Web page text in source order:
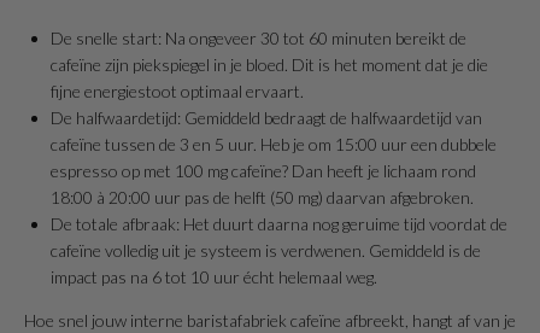
De snelle start: Na ongeveer 30 tot 60 minuten bereikt de
cafeïne zijn piekspiegel in je bloed. Dit is het moment dat je die
fijne energiestoot optimaal ervaart.
De halfwaardetijd: Gemiddeld bedraagt de halfwaardetijd van
cafeïne tussen de 3 en 5 uur. Heb je om 15:00 uur een dubbele
espresso op met 100 mg cafeïne? Dan heeft je lichaam rond
18:00 à 20:00 uur pas de helft (50 mg) daarvan afgebroken.
De totale afbraak: Het duurt daarna nog geruime tijd voordat de
cafeïne volledig uit je systeem is verdwenen. Gemiddeld is de
impact pas na 6 tot 10 uur écht helemaal weg.
Hoe snel jouw interne baristafabriek cafeïne afbreekt, hangt af van je